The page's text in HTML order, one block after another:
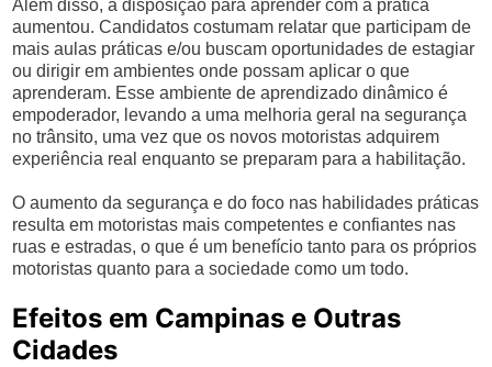
Além disso, a disposição para aprender com a prática
aumentou. Candidatos costumam relatar que participam de
mais aulas práticas e/ou buscam oportunidades de estagiar
ou dirigir em ambientes onde possam aplicar o que
aprenderam. Esse ambiente de aprendizado dinâmico é
empoderador, levando a uma melhoria geral na segurança
no trânsito, uma vez que os novos motoristas adquirem
experiência real enquanto se preparam para a habilitação.
O aumento da segurança e do foco nas habilidades práticas
resulta em motoristas mais competentes e confiantes nas
ruas e estradas, o que é um benefício tanto para os próprios
motoristas quanto para a sociedade como um todo.
Efeitos em Campinas e Outras
Cidades